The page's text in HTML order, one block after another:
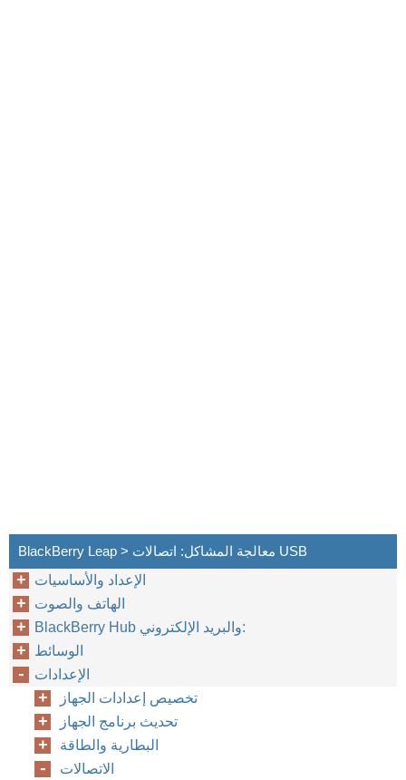
BlackBerry Leap > معالجة المشاكل: اتصالات USB
الإعداد والأساسيات
الهاتف والصوت
BlackBerry Hub والبريد الإلكتروني:
الوسائط
الإعدادات
تخصيص إعدادات الجهاز
تحديث برنامج الجهاز
البطارية والطاقة
الاتصالات